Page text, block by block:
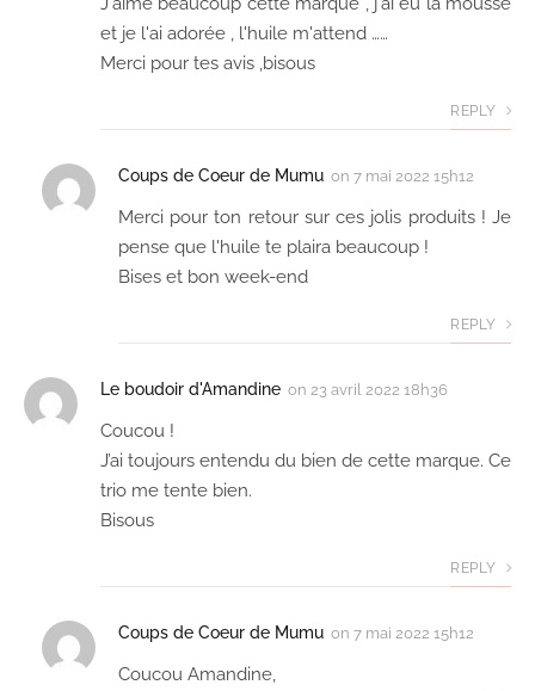
et je l'ai adorée , l'huile m'attend ……
Merci pour tes avis ,bisous
REPLY
Coups de Coeur de Mumu on 7 mai 2022 15h12
Merci pour ton retour sur ces jolis produits ! Je
pense que l'huile te plaira beaucoup !
Bises et bon week-end
REPLY
Le boudoir d'Amandine on 23 avril 2022 18h36
Coucou !
J’ai toujours entendu du bien de cette marque. Ce
trio me tente bien.
Bisous
REPLY
Coups de Coeur de Mumu on 7 mai 2022 15h12
Coucou Amandine,